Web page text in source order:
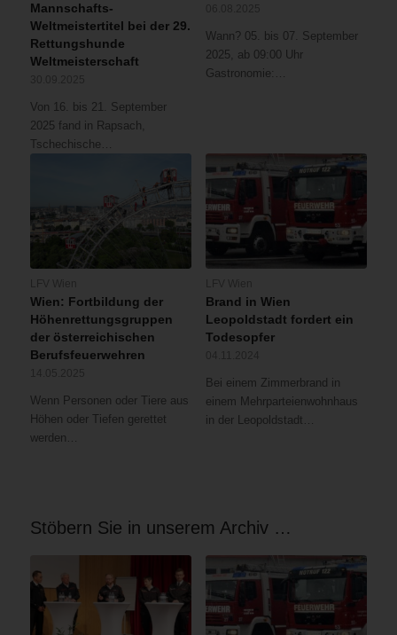
Mannschafts-
Weltmeistertitel bei der 29.
Rettungshunde
Weltmeisterschaft
Von 16. bis 21. September
2025 fand in Rapsach,
Tschechische…
Wann? 05. bis 07. September
2025, ab 09:00 Uhr
Gastronomie:…
Wien: Fortbildung der
Höhenrettungsgruppen
der österreichischen
Berufsfeuerwehren
Wenn Personen oder Tiere aus
Höhen oder Tiefen gerettet
werden…
Brand in Wien
Leopoldstadt fordert ein
Todesopfer
Bei einem Zimmerbrand in
einem Mehrparteienwohnhaus
in der Leopoldstadt…
Stöbern Sie in unserem Archiv …